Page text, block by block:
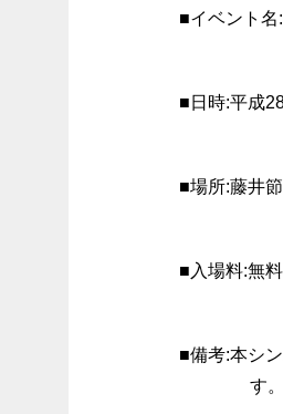
■イベント
■日時:平成
■場所:藤井
■入場料:無料
■備考:本シ
す。